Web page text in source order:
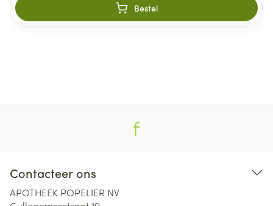
Bestel
Contacteer ons
APOTHEEK POPELIER NV